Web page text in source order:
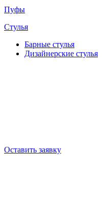
Пуфы
Стулья
Барные cтулья
Дизайнерские cтулья
Оставить заявку